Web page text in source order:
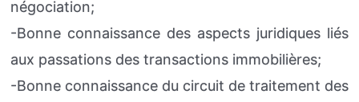
négociation;
-Bonne connaissance des aspects juridiques liés
aux passations des transactions immobilières;
-Bonne connaissance du circuit de traitement des